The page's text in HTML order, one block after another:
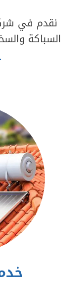
نقدم في
السباكة